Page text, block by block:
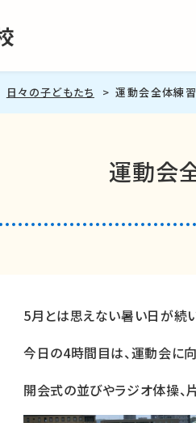
日々の子どもたち 運動会全体練習
運動会
5月とは思えない暑い日が続
今日の4時間目は、運動会に
開会式の並びやラジオ体操、